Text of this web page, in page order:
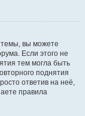
темы, вы можете
Если этого не
тем могла быть
поднятия
ответив на неё,
правила